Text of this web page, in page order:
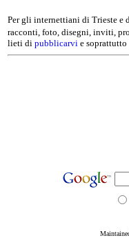
Per gli internettiani di Trieste e
racconti, foto, disegni, inviti,
lieti di pubblicarvi e soprattutto